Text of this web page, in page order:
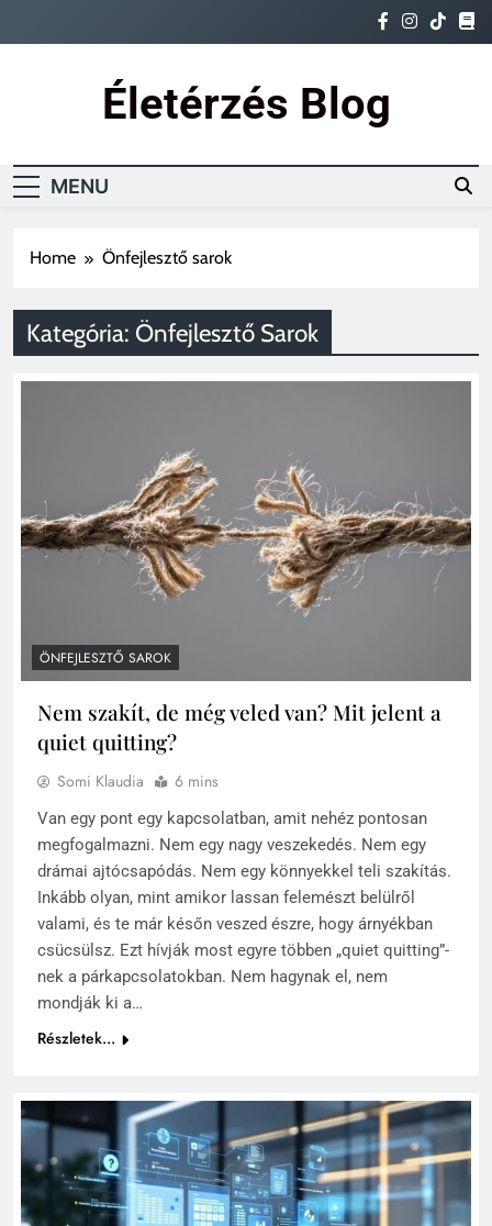
Életérzés Blog
MENU
Home Önfejlesztő sarok
Kategória: Önfejlesztő Sarok
ÖNFEJLESZTŐ SAROK
Nem szakít, de még veled van? Mit jelent a
quiet quitting?
Somi Klaudia 6 mins
Van egy pont egy kapcsolatban, amit nehéz pontosan
megfogalmazni. Nem egy nagy veszekedés. Nem egy
drámai ajtócsapódás. Nem egy könnyekkel teli szakítás.
Inkább olyan, mint amikor lassan felemészt belülről
valami, és te már későn veszed észre, hogy árnyékban
csücsülsz. Ezt hívják most egyre többen „quiet quitting”-
nek a párkapcsolatokban. Nem hagynak el, nem
mondják ki a…
Részletek...